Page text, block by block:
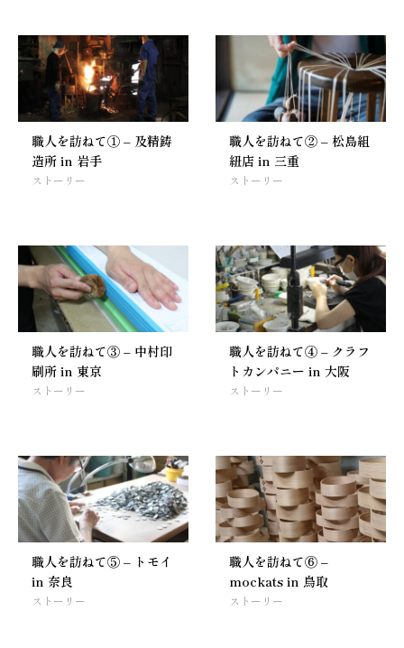
職人を訪ねて① – 及精鋳
造所 in 岩手
ストーリー
職人を訪ねて② – 松島組
紐店 in 三重
ストーリー
職人を訪ねて③ – 中村印
刷所 in 東京
ストーリー
職人を訪ねて④ – クラフ
トカンパニー in 大阪
ストーリー
職人を訪ねて⑤ – トモイ
in 奈良
ストーリー
職人を訪ねて⑥ –
mockats in 鳥取
ストーリー